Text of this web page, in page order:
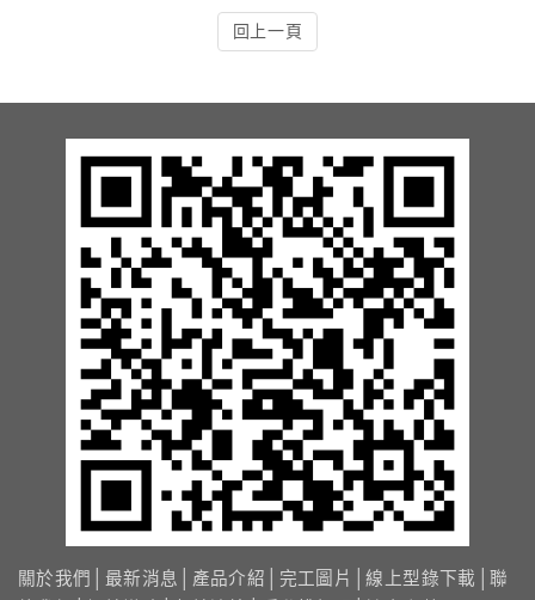
12.周邊配備-滿車燈箱實績
13.周邊配備-防撞條實績
14.邊配備-車輪檔實績
15.周邊配備-安全警示實績
17.周邊配備-方向指示實績
18.周邊配備-車位架實績
20.智能汽機車充電樁設備實績
21.車道資訊看板實績
回上一頁
關於我們 最新消息 產品介紹 完工圖片 │線上型錄下載 │聯